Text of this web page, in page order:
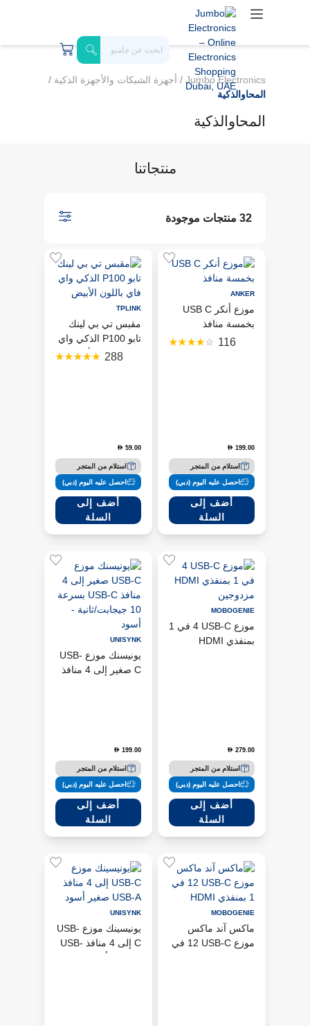
Jumbo Electronics
/ أجهزة الشبكات والأجهزة الذكية /
المحاوالذكية
المحاوالذكية
منتجاتنا
32 منتجات موجودة
ANKER
موزع أنكر USB C
بخمسة منافذ
116
D 199.00
استلام من المتجر
احصل عليه اليوم (دبي)
أضف إلى
السلة
TPLINK
مقبس تي بي لينك
تابو P100 الذكي واي
فاي باللون الأبيض
288
D 59.00
استلام من المتجر
احصل عليه اليوم (دبي)
أضف إلى
السلة
MOBOGENIE
موزع USB-C ‏4 في 1
بمنفذي HDMI
D 279.00
استلام من المتجر
احصل عليه اليوم (دبي)
أضف إلى
السلة
UNISYNK
يونيسنك موزع USB-
C صغير إلى 4 منافذ
D 199.00
استلام من المتجر
احصل عليه اليوم (دبي)
أضف إلى
السلة
MOBOGENIE
ماكس آند ماكس
موزع USB-C ‏12 في
UNISYNK
يونيسينك موزع USB-
C إلى 4 منافذ USB-